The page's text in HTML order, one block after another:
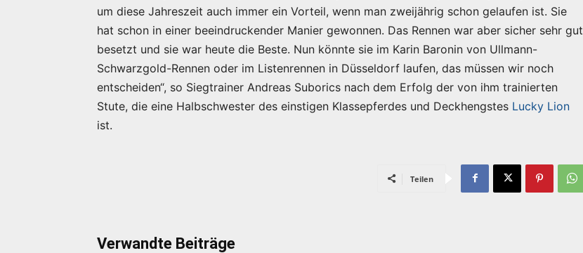
um diese Jahreszeit auch immer ein Vorteil, wenn man zweijährig schon gelaufen ist. Sie
hat schon in einer beeindruckender Manier gewonnen. Das Rennen war aber sicher sehr gut
besetzt und sie war heute die Beste. Nun könnte sie im Karin Baronin von Ullmann-
Schwarzgold-Rennen oder im Listenrennen in Düsseldorf laufen, das müssen wir noch
entscheiden“, so Siegtrainer Andreas Suborics nach dem Erfolg der von ihm trainierten
Stute, die eine Halbschwester des einstigen Klassepferdes und Deckhengstes Lucky Lion
ist.
Teilen
Verwandte Beiträge